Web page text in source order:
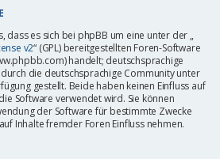
dass es sich bei phpBB um eine unter der „
v2“ (GPL) bereitgestellten Foren-Software
handelt; deutschsprachige
die deutschsprachige Community unter
gestellt. Beide haben keinen Einfluss auf
Software verwendet wird. Sie können
der Software für bestimmte Zwecke
Inhalte fremder Foren Einfluss nehmen.